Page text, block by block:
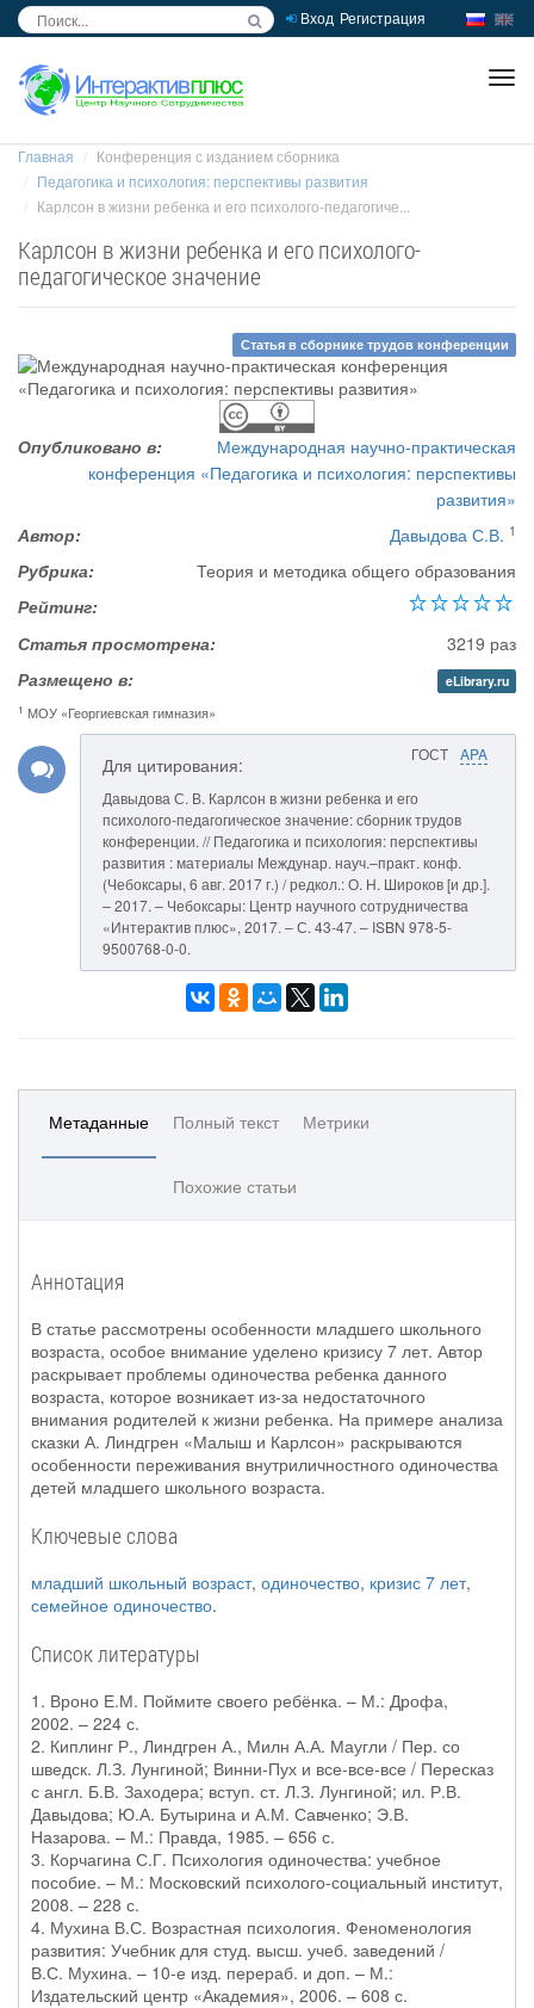
Вход Регистрация
Главная
Конференция с изданием сборника
Педагогика и психология: перспективы развития
Карлсон в жизни ребенка и его психолого-педагогиче...
Карлсон в жизни ребенка и его психолого-
педагогическое значение
Статья в сборнике трудов конференции
Опубликовано в:
Международная научно-практическая
конференция «Педагогика и психология: перспективы
развития»
Автор:
Давыдова С.В. 1
Рубрика:
Теория и методика общего образования
Рейтинг:
Статья просмотрена:
3219 раз
Размещено в:
eLibrary.ru
1 МОУ «Георгиевская гимназия»
ГОСТ APA
Для цитирования:
Давыдова С. В. Карлсон в жизни ребенка и его
психолого-педагогическое значение: сборник трудов
конференции. // Педагогика и психология: перспективы
развития : материалы Междунар. науч.–практ. конф.
(Чебоксары, 6 авг. 2017 г.) / редкол.: О. Н. Широков [и др.].
– 2017. – Чебоксары: Центр научного сотрудничества
«Интерактив плюс», 2017. – С. 43-47. – ISBN 978-5-
9500768-0-0.
Метаданные Полный текст Метрики
Похожие статьи
Аннотация
В статье рассмотрены особенности младшего школьного
возраста, особое внимание уделено кризису 7 лет. Автор
раскрывает проблемы одиночества ребенка данного
возраста, которое возникает из-за недостаточного
внимания родителей к жизни ребенка. На примере анализа
сказки А. Линдгрен «Малыш и Карлсон» раскрываются
особенности переживания внутриличностного одиночества
детей младшего школьного возраста.
Ключевые слова
младший школьный возраст, одиночество, кризис 7 лет,
семейное одиночество.
Список литературы
1. Вроно Е.М. Поймите своего ребёнка. – М.: Дрофа,
2002. – 224 с.
2. Киплинг Р., Линдгрен А., Милн А.А. Маугли / Пер. со
шведск. Л.З. Лунгиной; Винни-Пух и все-все-все / Пересказ
с англ. Б.В. Заходера; вступ. ст. Л.З. Лунгиной; ил. Р.В.
Давыдова; Ю.А. Бутырина и А.М. Савченко; Э.В.
Назарова. – М.: Правда, 1985. – 656 с.
3. Корчагина С.Г. Психология одиночества: учебное
пособие. – М.: Московский психолого-социальный институт,
2008. – 228 с.
4. Мухина В.С. Возрастная психология. Феноменология
развития: Учебник для студ. высш. учеб. заведений /
В.С. Мухина. – 10-е изд. перераб. и доп. – М.:
Издательский центр «Академия», 2006. – 608 с.